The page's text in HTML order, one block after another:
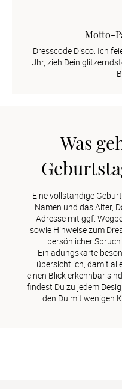
Motto-
Dresscode Disco: Ich
Uhr, zieh Dein
Was
Eine vollständige
Namen und das Alter,
Adresse mit ggf.
sowie Hinweise zum
persönlicher
Einladungskarte
übersichtlich, damit
einen Blick erkennbar
findest Du zu jedem
den Du mit wenigen